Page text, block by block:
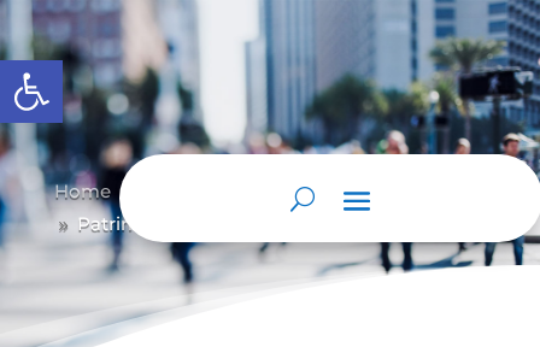
Abrir barra de herramientas
Home 9 Patrimonio de familia inembargable
9 Patrimonio de familia inembargable